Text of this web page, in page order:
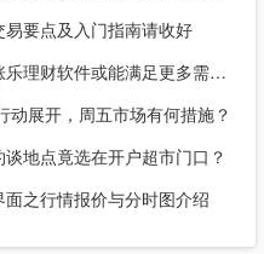
要点及入门指南请收好
股民常用电视获股市信息，涨乐理财软件或能满足更多需求？
展开，周五市场有何措施？
地点竟选在开户超市门口？
之行情报价与分时图介绍